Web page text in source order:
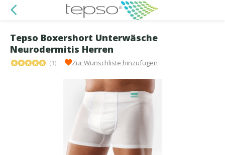
Tepso Boxershort Unterwäsche
Neurodermitis Herren
(1) Zur Wunschliste hinzufügen